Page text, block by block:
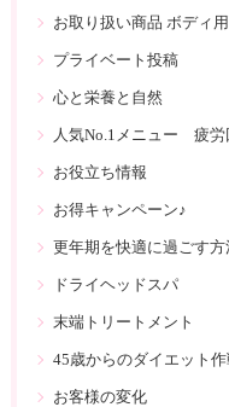
お取り扱い商品 ボディ
プライベート投稿
心と栄養と自然
人気No.1メニュー 疲労
お役立ち情報
お得キャンペーン♪
更年期を快適に過ごす方
ドライヘッドスパ
末端トリートメント
45歳からのダイエット
お客様の変化